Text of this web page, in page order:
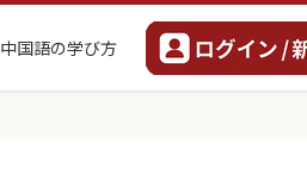
中国語の学び方